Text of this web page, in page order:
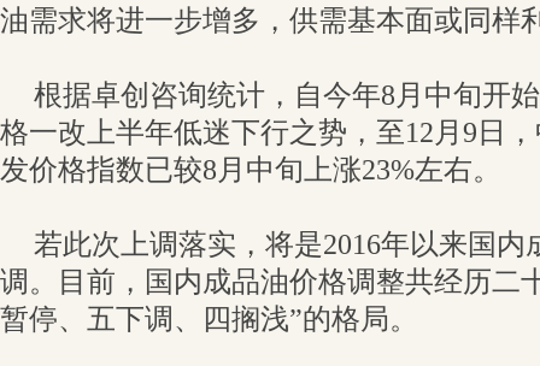
油需求将进一步增多，供需基本面或同样
根据卓创咨询统计，自今年8月中旬开
格一改上半年低迷下行之势，至12月9日
发价格指数已较8月中旬上涨23%左右。
若此次上调落实，将是2016年以来国
调。目前，国内成品油价格调整共经历二
暂停、五下调、四搁浅”的格局。